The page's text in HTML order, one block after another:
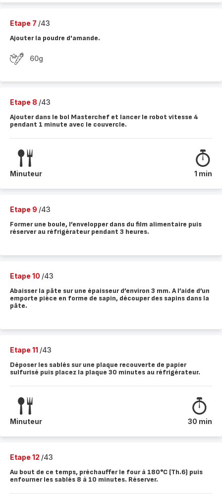
Etape 7 /43
Ajouter la poudre d'amande.
60g
Etape 8 /43
Ajouter dans le bol Masterchef et lancer le robot vitesse 4
pendant 1 minute avec le couvercle.
Minuteur 1 min
Etape 9 /43
Former une boule, l’envelopper dans du film alimentaire puis
réserver au réfrigérateur pendant 3 heures.
Etape 10 /43
Abaisser la pâte sur une épaisseur d’environ 3 mm. A l’aide d’un
emporte pièce en forme de sapin, découper des sapins dans la
pâte.
Etape 11 /43
Déposer les sablés sur une plaque recouverte de papier
sulfurisé puis placez la plaque 30 minutes au réfrigérateur.
Minuteur 30 min
Etape 12 /43
Au bout de ce temps, préchauffer le four à 180°C (Th.6) puis
enfourner les sablés 8 à 10 minutes. Réserver.